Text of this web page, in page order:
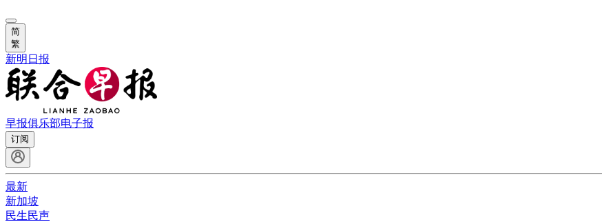
简
繁
新明日报
早报俱乐部电子报
订阅
最新
新加坡
民生民声